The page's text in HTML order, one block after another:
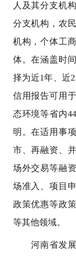
人及其分支机
分支机构，农
机构，个体工
体。在涵盖时
择为近1年、近
信用报告可用
态环境等省内
明。在适用事
市、再融资、
场外交易等融
场准入、项目
政策优惠等政
等其他领域。
河南省发展